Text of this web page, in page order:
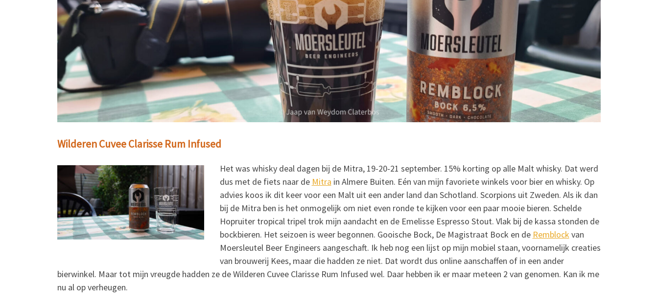
Wilderen Cuvee Clarisse Rum Infused
Het was whisky deal dagen bij de Mitra, 19-20-21 september. 15% korting op alle Malt whisky. Dat werd
dus met de fiets naar de Mitra in Almere Buiten. Eén van mijn favoriete winkels voor bier en whisky. Op
advies koos ik dit keer voor een Malt uit een ander land dan Schotland. Scorpions uit Zweden. Als ik dan
bij de Mitra ben is het onmogelijk om niet even ronde te kijken voor een paar mooie bieren. Schelde
Hopruiter tropical tripel trok mijn aandacht en de Emelisse Espresso Stout. Vlak bij de kassa stonden de
bockbieren. Het seizoen is weer begonnen. Gooische Bock, De Magistraat Bock en de Remblock van
Moersleutel Beer Engineers aangeschaft. Ik heb nog een lijst op mijn mobiel staan, voornamelijk creaties
van brouwerij Kees, maar die hadden ze niet. Dat wordt dus online aanschaffen of in een ander
bierwinkel. Maar tot mijn vreugde hadden ze de Wilderen Cuvee Clarisse Rum Infused wel. Daar hebben ik er maar meteen 2 van genomen. Kan ik me
nu al op verheugen.